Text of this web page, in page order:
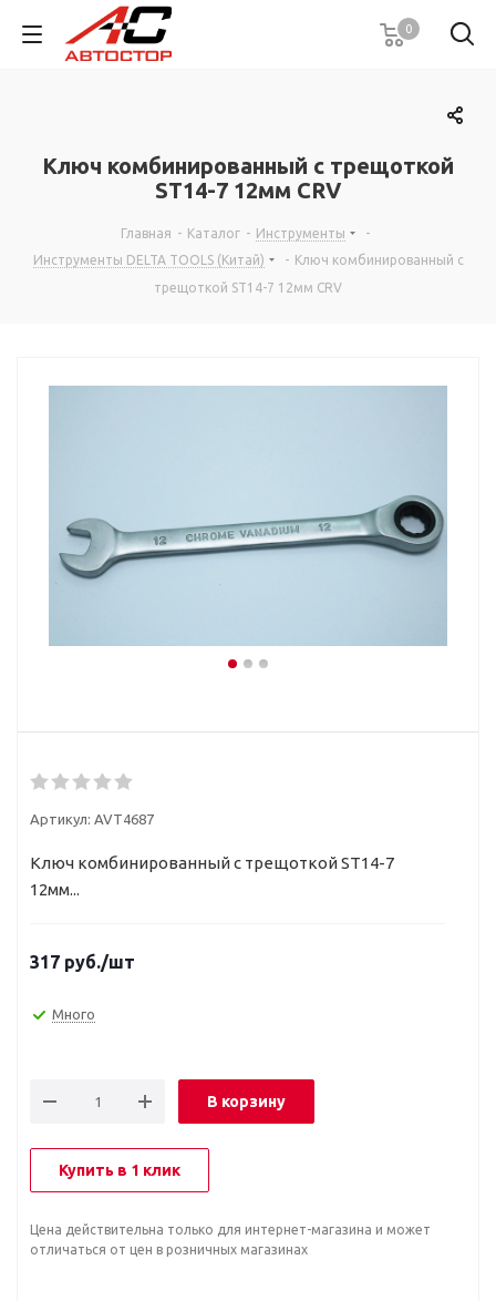
0
Ключ комбинированный с трещоткой
ST14-7 12мм CRV
Главная - Каталог - Инструменты
-
Инструменты DELTA TOOLS (Китай)
- Ключ комбинированный с
трещоткой ST14-7 12мм CRV
Артикул: AVT4687
Ключ комбинированный с трещоткой ST14-7
12мм...
317 руб./шт
Много
В корзину
Купить в 1 клик
Цена действительна только для интернет-магазина и может
отличаться от цен в розничных магазинах